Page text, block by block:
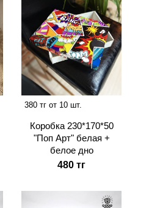
380 тг от 10 шт.
Коробка 230*170*50
"Поп Арт" белая +
белое дно
480 тг